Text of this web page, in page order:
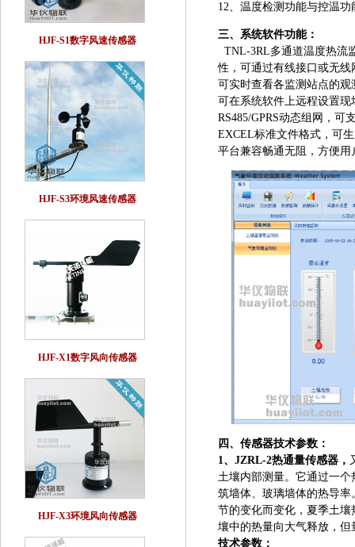
12、温度检测功能与控温
三、系统软件功能：
TNL-3RL多通道温度热流
性，可通过有线接口或无
可实时查看各监测站点的
可在系统软件上远程设置
RS485/GPRS动态组网，
EXCEL标准文件格式，可
平台兼容畅通无阻，方便
四、传感器技术参数：
1、JZRL-2热通量传感器，
土壤内部测量。它通过一
筑墙体、玻璃墙体的热导
节的变化而变化，夏季土
壤中的热量向大气释放，但
技术参数：
HJF-S1数字风速传感器
HJF-S3环境风速传感器
HJF-X1数字风向传感器
HJF-X3环境风向传感器